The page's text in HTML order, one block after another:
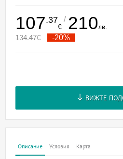
107.37
€
/ 210лв.
134.47€ -20%
ВИЖТЕ
Описание Условия Карта